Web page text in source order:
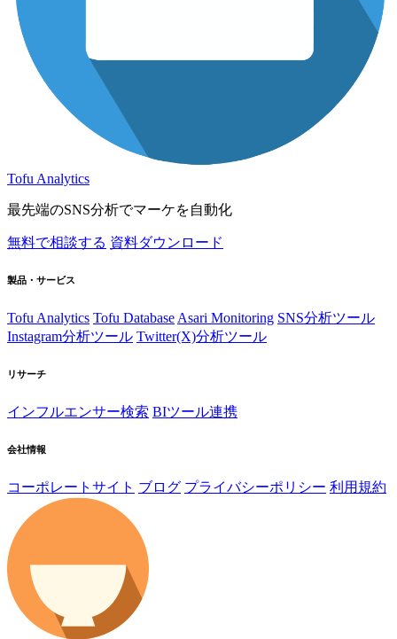
Tofu Analytics
最先端のSNS分析でマーケを自動化
無料で相談する 資料ダウンロード
製品・サービス
Tofu Analytics Tofu Database Asari Monitoring SNS分析ツール
Instagram分析ツール Twitter(X)分析ツール
リサーチ
インフルエンサー検索 BIツール連携
会社情報
コーポレートサイト ブログ プライバシーポリシー 利用規約